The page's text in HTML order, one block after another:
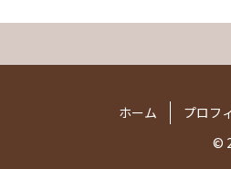
ホーム プロフ
©